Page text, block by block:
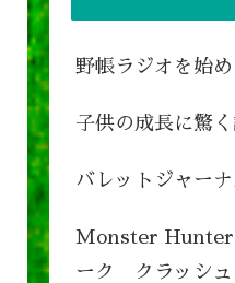
野帳ラジオを始
子供の成長に驚
バレットジャー
Monster Hunter
ーク クラッシュ